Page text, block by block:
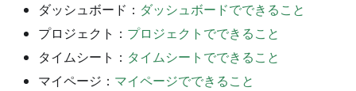
ダッシュボード： ダッシュボードでできること
プロジェクト： プロジェクトでできること
タイムシート： タイムシートでできること
マイページ： マイページでできること